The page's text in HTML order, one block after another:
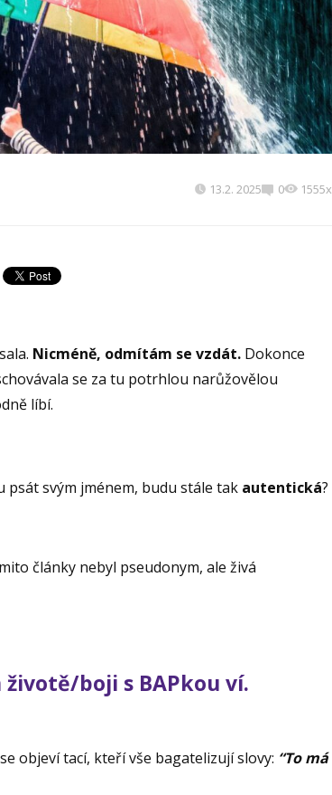
13.2. 2025 0 1555x
Nicméně, odmítám se vzdát. Dokonce
se za tu potrhlou narůžovělou
líbí.
psát svým jménem, budu stále tak autentická?
články nebyl pseudonym, ale živá
boji s BAPkou ví.
objeví tací, kteří vše bagatelizují slovy: “To má